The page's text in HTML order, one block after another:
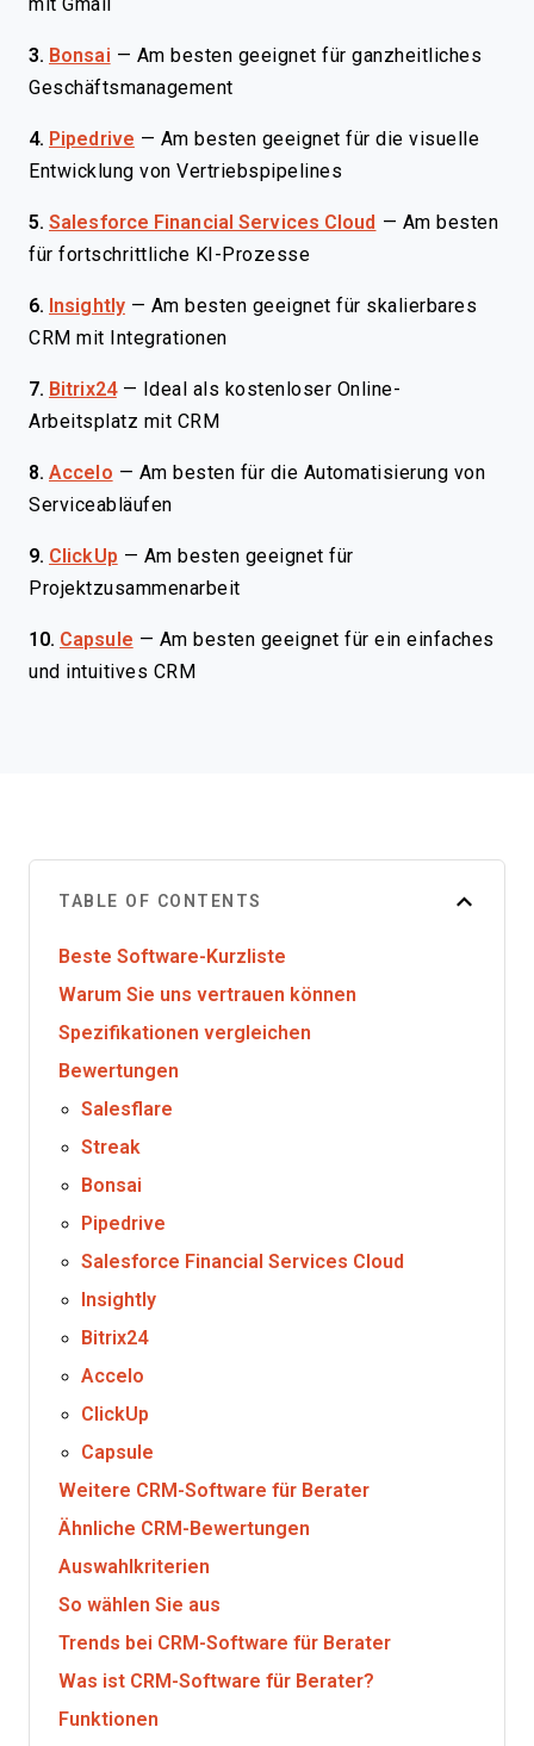
mit Gmail
3. Bonsai — Am besten geeignet für ganzheitliches
Geschäftsmanagement
4. Pipedrive — Am besten geeignet für die visuelle
Entwicklung von Vertriebspipelines
5. Salesforce Financial Services Cloud — Am besten
für fortschrittliche KI-Prozesse
6. Insightly — Am besten geeignet für skalierbares
CRM mit Integrationen
7. Bitrix24 —
Ideal als kostenloser Online-
Arbeitsplatz mit CRM
8. Accelo — Am besten für die Automatisierung von
Serviceabläufen
9. ClickUp — Am besten geeignet für
Projektzusammenarbeit
10. Capsule — Am besten geeignet für ein einfaches
und intuitives CRM
TABLE OF CONTENTS
Beste Software-Kurzliste
Warum Sie uns vertrauen können
Spezifikationen vergleichen
Bewertungen
Salesflare
Streak
Bonsai
Pipedrive
Salesforce Financial Services Cloud
Insightly
Bitrix24
Accelo
ClickUp
Capsule
Weitere CRM-Software für Berater
Ähnliche CRM-Bewertungen
Auswahlkriterien
So wählen Sie aus
Trends bei CRM-Software für Berater
Was ist CRM-Software für Berater?
Funktionen